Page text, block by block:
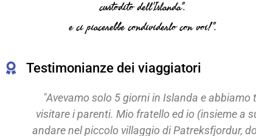
custodito dell'Islanda".
e ci piacerebbe condividerlo con voi!".
Testimonianze dei viaggiatori
la maggior parte del tempo a
e sua figlia) volevamo davvero
nostra madre. Haldor è andato
"Devo dirvi
ho fatti
guida